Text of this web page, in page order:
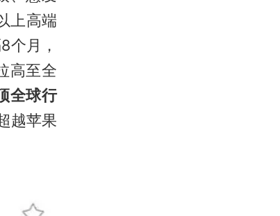
上高端
个月，
高至全
全球行
越苹果